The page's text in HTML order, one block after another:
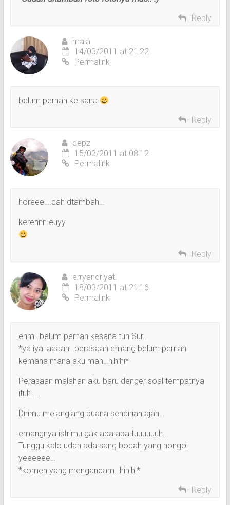
Reply
mala
14/03/2011 at 21:22
Permalink
belum pernah ke sana
Reply
depz
15/03/2011 at 08:12
Permalink
horeee….dah dtambah…
kerennn euyy
Reply
erryandriyati
18/03/2011 at 21:16
Permalink
ehm…belum pernah kesana tuh Sur…
*ya iya laaaah…perasaan emang belum pernah
kemana mana aku mah…hihihi*
Perasaan malahan aku baru denger soal tempatnya
ituh ….
Dirimu melanglang buana sendirian ajah…
emangnya istrimu gak apa apa tuuuuuuh…
Tunggu kalo udah ada sang bocah yang nongol
yeeeeee…
*komen yang mengancam…hihihi*
Reply